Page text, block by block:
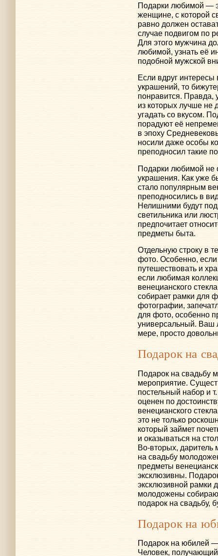
Подарки любимой —
женщине, с которой
равно должен
случае подвигом по
Для этого мужчина
любимой, узнать её
подобной мужской
Если вдруг
украшений, то
понравится. Правда,
из которых лучше не
угадать со вкусом.
порадуют её
в эпоху
носили даже особы
преподносил такие
Подарки любимой не
украшения. Как уже
стало популярным
преподносились в
Нелишними будут
светильника или
предпочитает
предметы быта.
Отдельную строку в
фото. Особенно,
путешествовать и
если любимая
венецианского
собирает рамки для
фотографии,
для фото, особенно
универсальный. Ваш
мере, просто
Подарок на
Подарок на свадьбу
мероприятие.
постельный набор и
оценен по
венецианского
это не только
который займет
и оказываться на
Во-вторых, даритель
на свадьбу
предметы
эксклюзивны.
эксклюзивной рамки
молодожены
подарок на свадьбу,
Подарок на
Подарок на юбилей
Человек,